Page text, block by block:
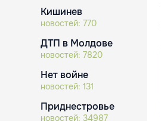
Кишинев
новостей: 770
ДТП в Молдове
новостей: 7820
Нет войне
новостей: 131
Приднестровье
новостей: 34987